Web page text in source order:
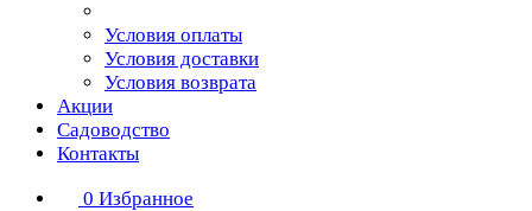
Условия оплаты
Условия доставки
Условия возврата
Акции
Садоводство
Контакты
0 Избранное